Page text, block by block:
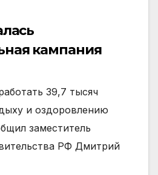
кампания
39,7 тысяч
и оздоровлению
заместитель
РФ Дмитрий